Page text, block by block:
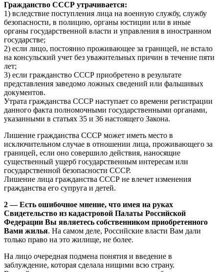
Гражданство СССР утрачивается:
1) вследствие поступления лица на военную службу, службу
безопасности, в полицию, органы юстиции или в иные
органы государственной власти и управления в иностранном
государстве;
2) если лицо, постоянно проживающее за границей, не встало
на консульский учет без уважительных причин в течение пяти
лет;
3) если гражданство СССР приобретено в результате
представления заведомо ложных сведений или фальшивых
документов.
Утрата гражданства СССР наступает со времени регистрации
данного факта полномочными государственными органами,
указанными в статьях 35 и 36 настоящего Закона.
Лишение гражданства СССР может иметь место в
исключительном случае в отношении лица, проживающего за
границей, если оно совершило действия, наносящие
существенный ущерб государственным интересам или
государственной безопасности СССР.
Лишение лица гражданства СССР не влечет изменения
гражданства его супруга и детей.
2 — Есть ошибочное мнение, что имея на руках
Свидетельство из кадастровой Палаты Российской
Федерации Вы являетесь собственником приобретенного
Вами жилья. На самом деле, Российские власти Вам дали
только право на это жилище, не более.
На лицо очередная подмена понятия и введение в
заблуждение, которая сделала нищими всю страну.